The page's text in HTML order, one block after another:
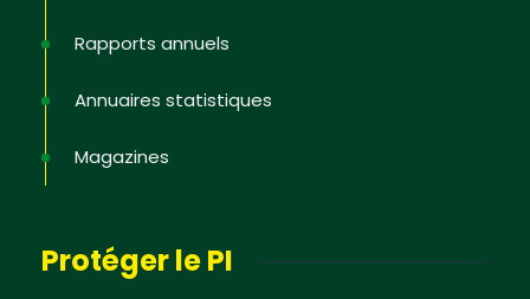
Rapports annuels
Annuaires statistiques
Magazines
Protéger le PI